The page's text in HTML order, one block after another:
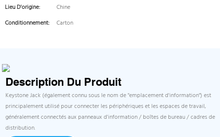
Lieu D'origine:
Chine
Conditionnement:
Carton
Description Du Produit
Keystone Jack (également connu sous le nom de "emplacement d'information") est
principalement utilisé pour connecter les périphériques et les espaces de travail,
généralement connectés aux panneaux d'information / boîtes de bureau / cadres de
distribution.